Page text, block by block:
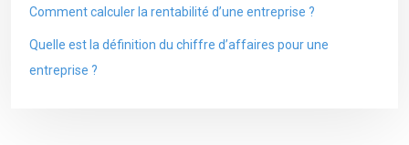
Comment calculer la rentabilité d’une entreprise ?
Quelle est la définition du chiffre d’affaires pour une
entreprise ?